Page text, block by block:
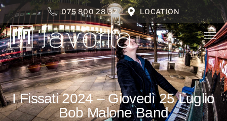
075 800 28 32 LOCATION
I Fissati 2024 – Giovedì 25 Luglio
Bob Malone Band